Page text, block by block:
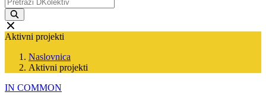
Aktivni projekti
Naslovnica
Aktivni projekti
IN COMMON